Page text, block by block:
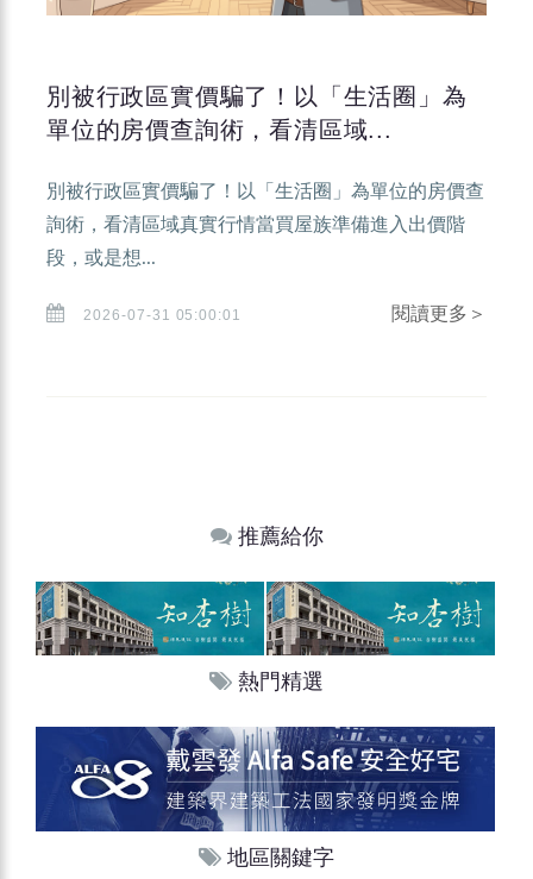
別被行政區實價騙了！以「生活圈」為
單位的房價查詢術，看清區域...
別被行政區實價騙了！以「生活圈」為單位的房價查
詢術，看清區域真實行情當買屋族準備進入出價階
段，或是想...
2026-07-31 05:00:01 閱讀更多＞
推薦給你
熱門精選
地區關鍵字